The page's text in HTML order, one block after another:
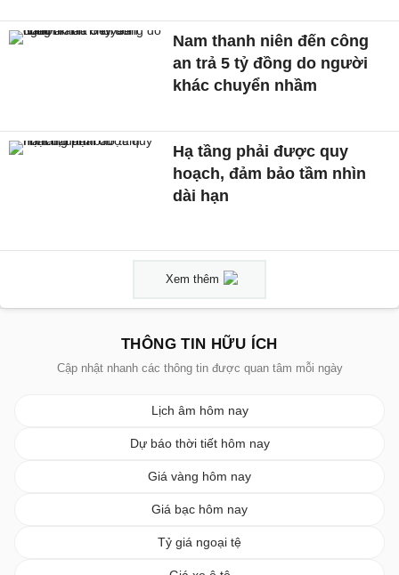
Nam thanh niên đến công
an trả 5 tỷ đồng do người
khác chuyển nhầm
Hạ tầng phải được quy
hoạch, đảm bảo tầm nhìn
dài hạn
Xem thêm
THÔNG TIN HỮU ÍCH
Cập nhật nhanh các thông tin được quan tâm mỗi ngày
Lịch âm hôm nay
Dự báo thời tiết hôm nay
Giá vàng hôm nay
Giá bạc hôm nay
Tỷ giá ngoại tệ